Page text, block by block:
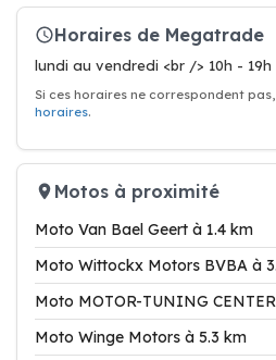
Horaires de Megatrade
lundi au vendredi <br /> 10h -
Si ces horaires ne correspondent
horaires.
Motos à proximité
Moto Van Bael Geert à 1.4 km
Moto Wittockx Motors BVBA à
Moto MOTOR-TUNING
Moto Winge Motors à 5.3 km